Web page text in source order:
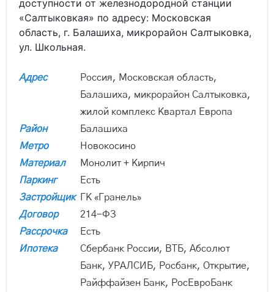
доступности от железнодородной станции
«Салтыковкая» по адресу: Московская
область, г. Балашиха, микрорайон Салтыковка,
ул. Школьная.
Адрес
Россия, Московская область,
Балашиха, микрорайон Салтыковка,
жилой комплекс Квартал Европа
Район
Балашиха
Метро
Новокосино
Материал
Монолит + Кирпич
Паркинг
Есть
Застройщик
ГК «Гранель»
Договор
214-ФЗ
Рассрочка
Есть
Ипотека
Сбербанк России, ВТБ, Абсолют
Банк, УРАЛСИБ, Росбанк, Открытие,
Райффайзен Банк, РосЕвроБанк